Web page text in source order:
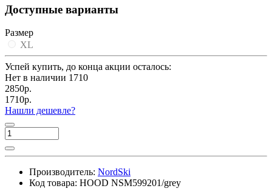
Доступные варианты
Размер
XL
Успей купить, до конца акции осталось:
Нет в наличии 1710
2850р.
1710р.
Нашли дешевле?
Производитель: NordSki
Код товара: HOOD NSM599201/grey